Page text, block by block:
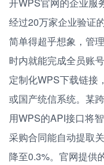
经过20万家企业验证
简单得超乎想象，管
时内就能完成全员账
定制化WPS下载链接
或国产统信系统。某
用WPS的API接口将
采购合同能自动提取
降至0.3%。官网提供